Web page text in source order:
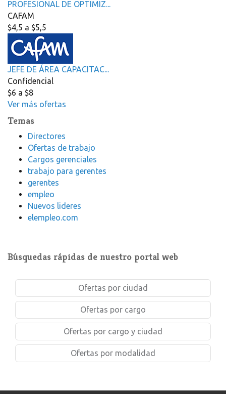
PROFESIONAL DE OPTIMIZ...
CAFAM
$4,5 a $5,5
JEFE DE ÁREA CAPACITAC...
Confidencial
$6 a $8
Ver más ofertas
Temas
Directores
Ofertas de trabajo
Cargos gerenciales
trabajo para gerentes
gerentes
empleo
Nuevos lideres
elempleo.com
Búsquedas rápidas de nuestro portal web
Ofertas por ciudad
Ofertas por cargo
Ofertas por cargo y ciudad
Ofertas por modalidad